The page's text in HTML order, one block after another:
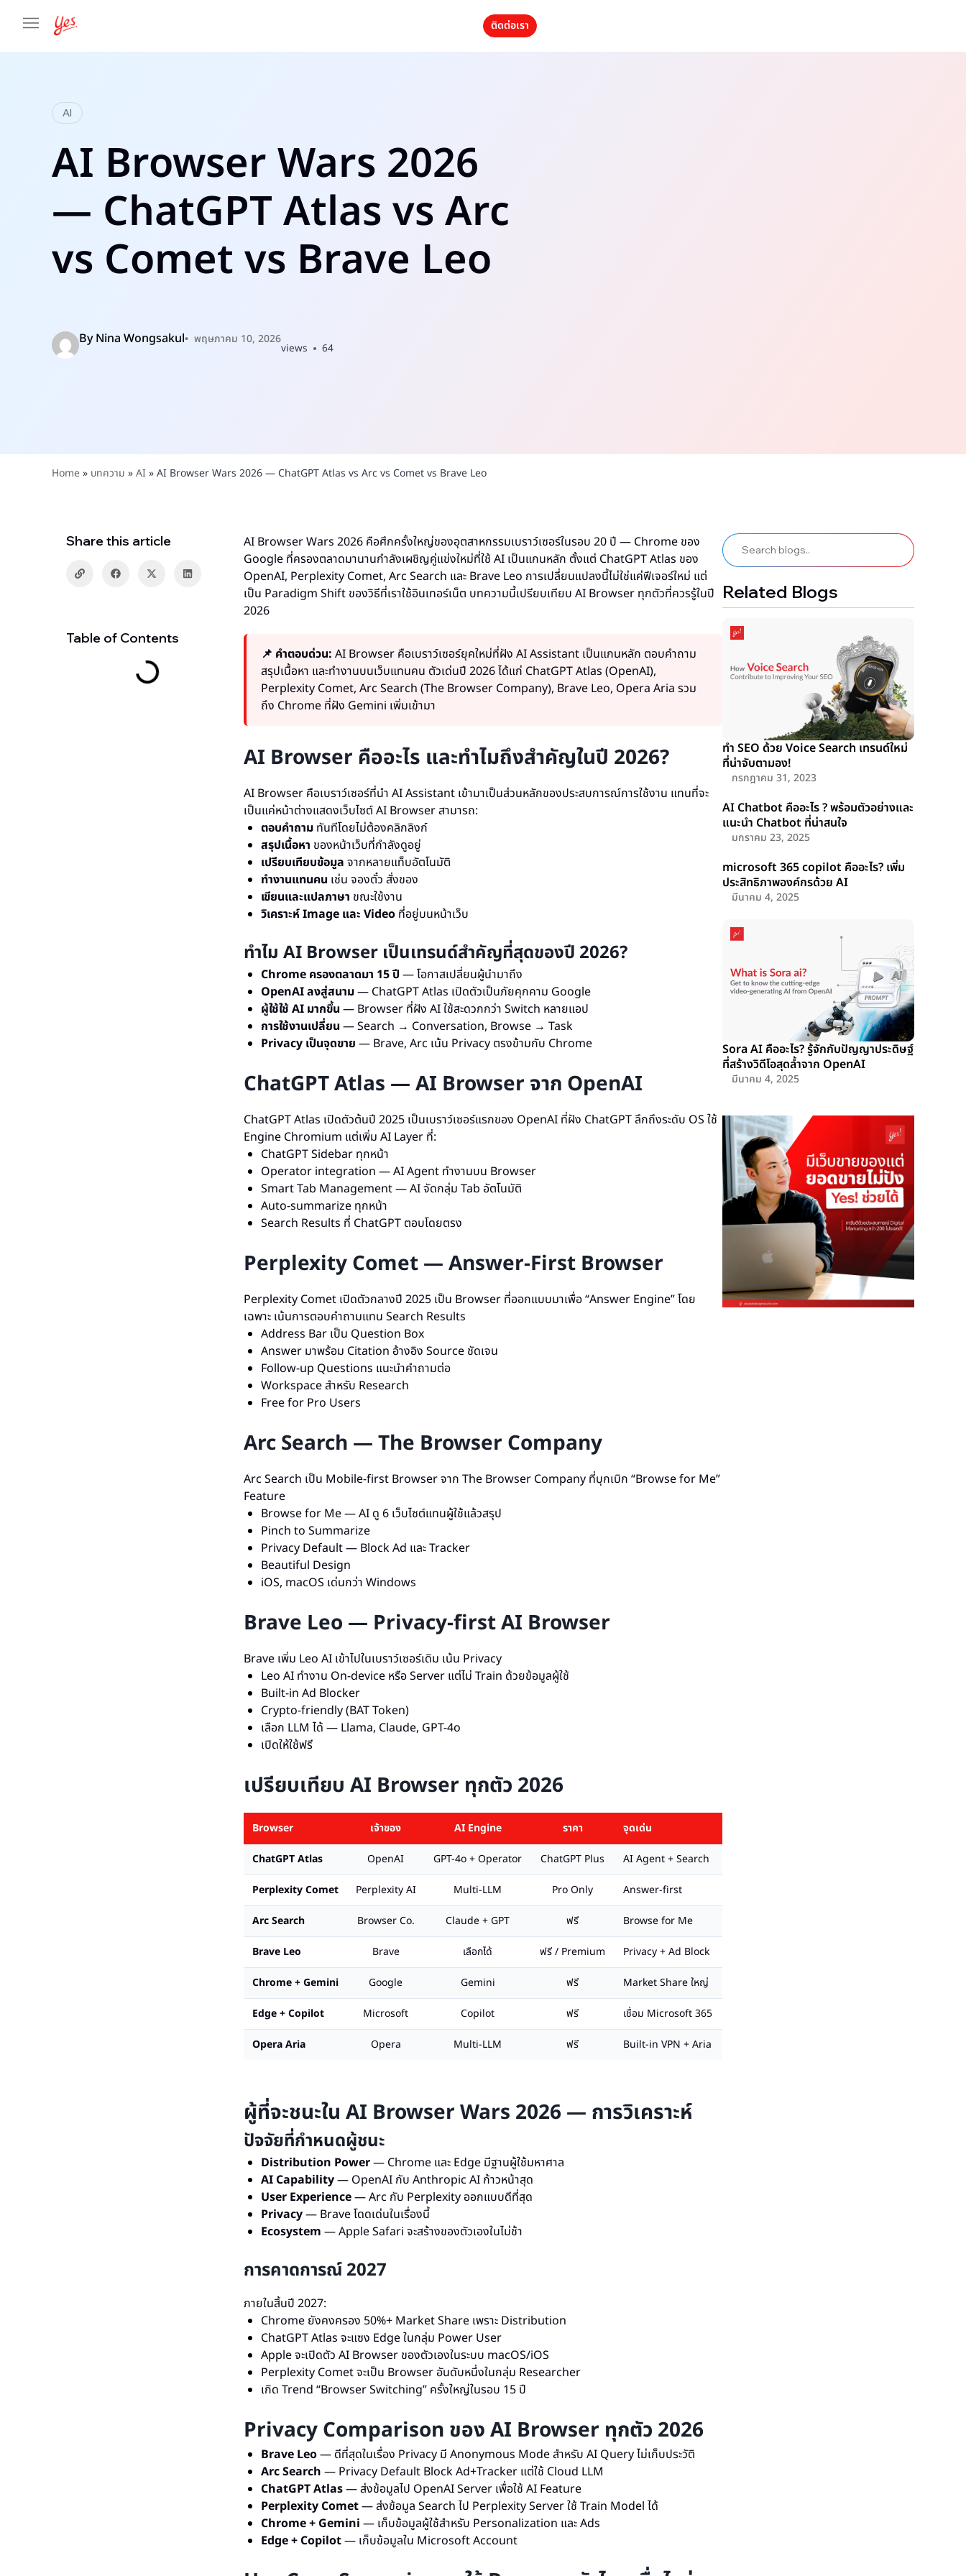
ติดต่อเรา
AI
AI Browser Wars 2026
— ChatGPT Atlas vs Arc
vs Comet vs Brave Leo
ByNina Wongsakul พฤษภาคม 10, 2026
views 64
Home» บทความ »AI »AI Browser Wars 2026 — ChatGPT Atlas vs Arc vs Comet vs Brave Leo
Share this article
Table of Contents
AI Browser Wars 2026 คือศึกครั้งใหญ่ของอุตสาหกรรมเบราว์เซอร์ในรอบ 20 ปี — Chrome ของ
Google ที่ครองตลาดมานานกำลังเผชิญคู่แข่งใหม่ที่ใช้ AI เป็นแกนหลัก ตั้งแต่ ChatGPT Atlas ของ
OpenAI, Perplexity Comet, Arc Search และ Brave Leo การเปลี่ยนแปลงนี้ไม่ใช่แค่ฟีเจอร์ใหม่ แต่
เป็น Paradigm Shift ของวิธีที่เราใช้อินเทอร์เน็ต บทความนี้เปรียบเทียบ AI Browser ทุกตัวที่ควรรู้ในปี
2026
📌 คำตอบด่วน: AI Browser คือเบราว์เซอร์ยุคใหม่ที่ฝัง AI Assistant เป็นแกนหลัก ตอบคำถาม
สรุปเนื้อหา และทำงานบนเว็บแทนคน ตัวเด่นปี 2026 ได้แก่ ChatGPT Atlas (OpenAI),
Perplexity Comet, Arc Search (The Browser Company), Brave Leo, Opera Aria รวม
ถึง Chrome ที่ฝัง Gemini เพิ่มเข้ามา
AI Browser คืออะไร และทำไมถึงสำคัญในปี 2026?
AI Browser คือเบราว์เซอร์ที่นำ AI Assistant เข้ามาเป็นส่วนหลักของประสบการณ์การใช้งาน แทนที่จะ
เป็นแค่หน้าต่างแสดงเว็บไซต์ AI Browser สามารถ:
ตอบคำถามทันทีโดยไม่ต้องคลิกลิงก์
สรุปเนื้อหา ของหน้าเว็บที่กำลังดูอยู่
เปรียบเทียบข้อมูล จากหลายแท็บอัตโนมัติ
ทำงานแทนคน เช่น จองตั๋ว สั่งของ
เขียนและแปลภาษา ขณะใช้งาน
วิเคราะห์ Image และ Videoที่อยู่บนหน้าเว็บ
ทำไม AI Browser เป็นเทรนด์สำคัญที่สุดของปี 2026?
Chrome ครองตลาดมา 15 ปี — โอกาสเปลี่ยนผู้นำมาถึง
OpenAI ลงสู่สนาม— ChatGPT Atlas เปิดตัวเป็นภัยคุกคาม Google
ผู้ใช้ใช้ AI มากขึ้น — Browser ที่ฝัง AI ใช้สะดวกกว่า Switch หลายแอป
การใช้งานเปลี่ยน — Search → Conversation, Browse → Task
Privacy เป็นจุดขาย — Brave, Arc เน้น Privacy ตรงข้ามกับ Chrome
ChatGPT Atlas — AI Browser จาก OpenAI
ChatGPT Atlas เปิดตัวต้นปี 2025 เป็นเบราว์เซอร์แรกของ OpenAI ที่ฝัง ChatGPT ลึกถึงระดับ OS ใช้
Engine Chromium แต่เพิ่ม AI Layer ที่:
ChatGPT Sidebar ทุกหน้า
Operator integration — AI Agent ทำงานบน Browser
Smart Tab Management — AI จัดกลุ่ม Tab อัตโนมัติ
Auto-summarize ทุกหน้า
Search Results ที่ ChatGPT ตอบโดยตรง
Perplexity Comet — Answer-First Browser
Perplexity Comet เปิดตัวกลางปี 2025 เป็น Browser ที่ออกแบบมาเพื่อ “Answer Engine” โดย
เฉพาะ เน้นการตอบคำถามแทน Search Results
Address Bar เป็น Question Box
Answer มาพร้อม Citation อ้างอิง Source ชัดเจน
Follow-up Questions แนะนำคำถามต่อ
Workspace สำหรับ Research
Free for Pro Users
Arc Search — The Browser Company
Arc Search เป็น Mobile-first Browser จาก The Browser Company ที่บุกเบิก “Browse for Me”
Feature
Browse for Me — AI ดู 6 เว็บไซต์แทนผู้ใช้แล้วสรุป
Pinch to Summarize
Privacy Default — Block Ad และ Tracker
Beautiful Design
iOS, macOS เด่นกว่า Windows
Brave Leo — Privacy-first AI Browser
Brave เพิ่ม Leo AI เข้าไปในเบราว์เซอร์เดิม เน้น Privacy
Leo AI ทำงาน On-device หรือ Server แต่ไม่ Train ด้วยข้อมูลผู้ใช้
Built-in Ad Blocker
Crypto-friendly (BAT Token)
เลือก LLM ได้ — Llama, Claude, GPT-4o
เปิดให้ใช้ฟรี
เปรียบเทียบ AI Browser ทุกตัว 2026
Browser เจ้าของ AI Engine ราคา จุดเด่น
ChatGPT Atlas OpenAI GPT-4o + Operator ChatGPT Plus AI Agent + Search
Perplexity Comet Perplexity AI Multi-LLM Pro Only Answer-first
Arc Search Browser Co. Claude + GPT ฟรี Browse for Me
Brave Leo Brave เลือกได้ ฟรี / Premium Privacy + Ad Block
Chrome + Gemini Google Gemini ฟรี Market Share ใหญ่
Edge + Copilot Microsoft Copilot ฟรี เชื่อม Microsoft 365
Opera Aria Opera Multi-LLM ฟรี Built-in VPN + Aria
ผู้ที่จะชนะใน AI Browser Wars 2026 — การวิเคราะห์
ปัจจัยที่กำหนดผู้ชนะ
Distribution Power— Chrome และ Edge มีฐานผู้ใช้มหาศาล
AI Capability— OpenAI กับ Anthropic AI ก้าวหน้าสุด
User Experience— Arc กับ Perplexity ออกแบบดีที่สุด
Privacy— Brave โดดเด่นในเรื่องนี้
Ecosystem — Apple Safari จะสร้างของตัวเองในไม่ช้า
การคาดการณ์ 2027
ภายในสิ้นปี 2027:
Chrome ยังคงครอง 50%+ Market Share เพราะ Distribution
ChatGPT Atlas จะแซง Edge ในกลุ่ม Power User
Apple จะเปิดตัว AI Browser ของตัวเองในระบบ macOS/iOS
Perplexity Comet จะเป็น Browser อันดับหนึ่งในกลุ่ม Researcher
เกิด Trend “Browser Switching” ครั้งใหญ่ในรอบ 15 ปี
Privacy Comparison ของ AI Browser ทุกตัว 2026
Brave Leo— ดีที่สุดในเรื่อง Privacy มี Anonymous Mode สำหรับ AI Query ไม่เก็บประวัติ
Arc Search — Privacy Default Block Ad+Tracker แต่ใช้ Cloud LLM
ChatGPT Atlas— ส่งข้อมูลไป OpenAI Server เพื่อใช้ AI Feature
Perplexity Comet— ส่งข้อมูล Search ไป Perplexity Server ใช้ Train Model ได้
Chrome + Gemini — เก็บข้อมูลผู้ใช้สำหรับ Personalization และ Ads
Edge + Copilot— เก็บข้อมูลใน Microsoft Account
Related Blogs
ทำ SEO ด้วย Voice Search เทรนด์ใหม่
ที่น่าจับตามอง!
กรกฎาคม 31, 2023
AI Chatbot คืออะไร ? พร้อมตัวอย่างและ
แนะนำ Chatbot ที่น่าสนใจ
มกราคม 23, 2025
microsoft 365 copilot คืออะไร? เพิ่ม
ประสิทธิภาพองค์กรด้วย AI
มีนาคม 4, 2025
Sora AI คืออะไร? รู้จักกับปัญญาประดิษฐ์
ที่สร้างวิดีโอสุดล้ำจาก OpenAI
มีนาคม 4, 2025